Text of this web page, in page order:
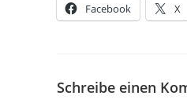
Facebook X
Schreibe einen